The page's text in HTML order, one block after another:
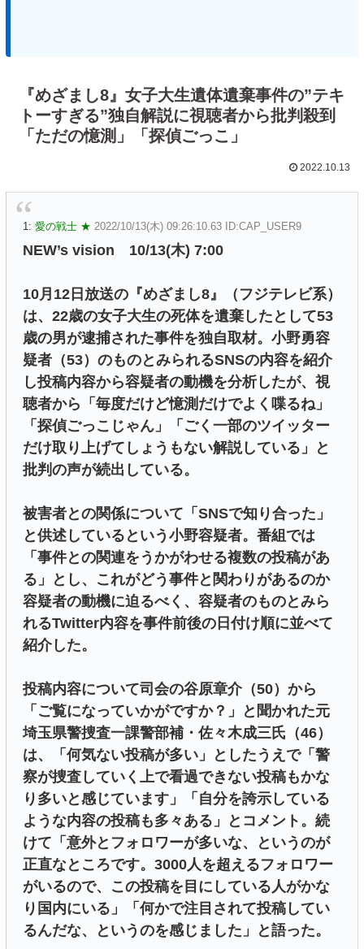
『めざまし8』女子大生遺体遺棄事件の”テキ
トーすぎる”独自解説に視聴者から批判殺到
「ただの憶測」「探偵ごっこ」
2022.10.13
1: 愛の戦士 ★ 2022/10/13(木) 09:26:10.63 ID:CAP_USER9
NEW’s vision 10/13(木) 7:00
10月12日放送の『めざまし8』（フジテレビ系）
は、22歳の女子大生の死体を遺棄したとして53
歳の男が逮捕された事件を独自取材。小野勇容
疑者（53）のものとみられるSNSの内容を紹介
し投稿内容から容疑者の動機を分析したが、視
聴者から「毎度だけど憶測だけでよく喋るね」
「探偵ごっこじゃん」「ごく一部のツイッター
だけ取り上げてしょうもない解説している」と
批判の声が続出している。
被害者との関係について「SNSで知り合った」
と供述しているという小野容疑者。番組では
「事件との関連をうかがわせる複数の投稿があ
る」とし、これがどう事件と関わりがあるのか
容疑者の動機に迫るべく、容疑者のものとみら
れるTwitter内容を事件前後の日付け順に並べて
紹介した。
投稿内容について司会の谷原章介（50）から
「ご覧になっていかがですか？」と聞かれた元
埼玉県警捜査一課警部補・佐々木成三氏（46）
は、「何気ない投稿が多い」としたうえで「警
察が捜査していく上で看過できない投稿もかな
り多いと感じています」「自分を誇示している
ような内容の投稿も多々ある」とコメント。続
けて「意外とフォロワーが多いな、というのが
正直なところです。3000人を超えるフォロワー
がいるので、この投稿を目にしている人がかな
り国内にいる」「何かで注目されて投稿してい
るんだな、というのを感じました」と語った。